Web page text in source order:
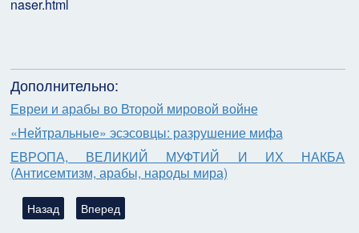
naser.html
Дополнительно:
Евреи и арабы во Второй мировой войне
«Нейтральные» эсэсовцы: разрушение мифа
ЕВРОПА, ВЕЛИКИЙ МУФТИЙ И ИХ НАКБА
(Антисемтизм, арабы, народы мира)
Предыдущий: Трудно еврею стать адмиралом
Назад Следующий: К 138-му дню рождения Зеэва
Вперед